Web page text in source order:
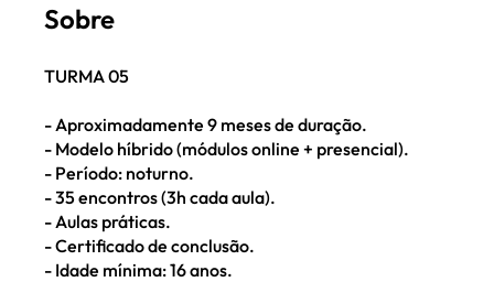
Sobre
TURMA 05
- Aproximadamente 9 meses de duração.
- Modelo híbrido (módulos online + presencial).
- Período: noturno.
- 35 encontros (3h cada aula).
- Aulas práticas.
- Certificado de conclusão.
- Idade mínima: 16 anos.